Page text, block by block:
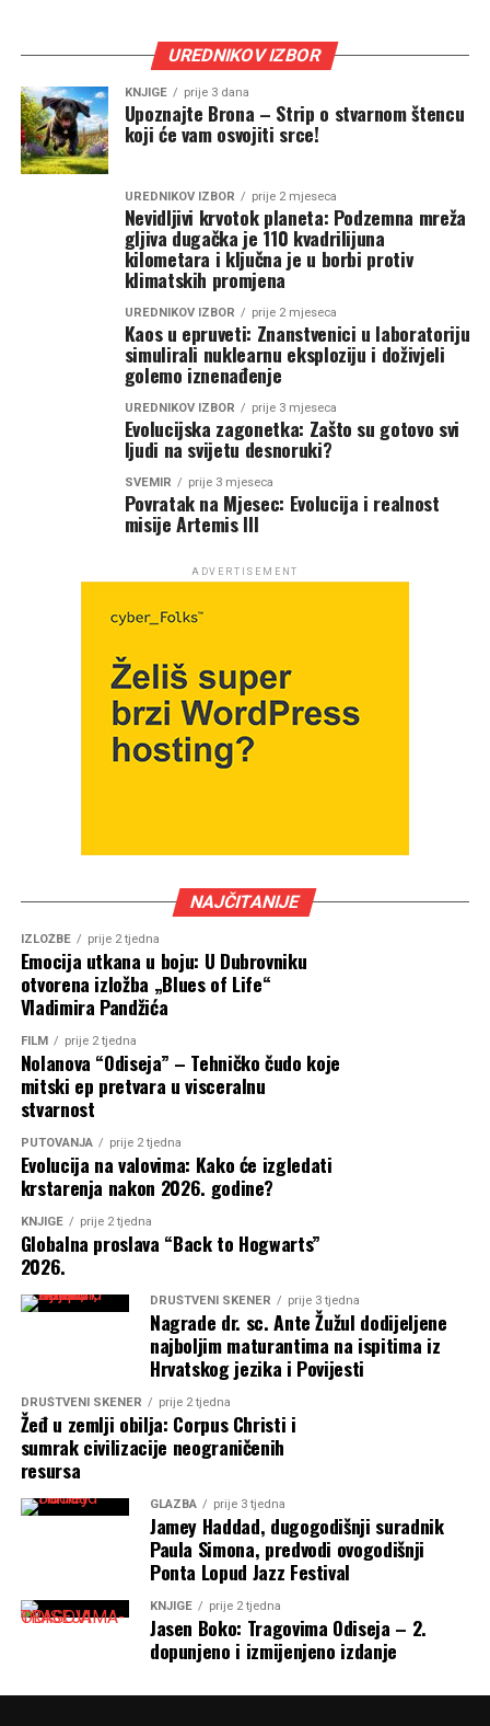
UREDNIKOV IZBOR
KNJIGE prije 3 dana
Upoznajte Brona – Strip o stvarnom štencu
koji će vam osvojiti srce!
UREDNIKOV IZBOR prije 2 mjeseca
Nevidljivi krvotok planeta: Podzemna mreža
gljiva dugačka je 110 kvadrilijuna
kilometara i ključna je u borbi protiv
klimatskih promjena
UREDNIKOV IZBOR prije 2 mjeseca
Kaos u epruveti: Znanstvenici u laboratoriju
simulirali nuklearnu eksploziju i doživjeli
golemo iznenađenje
UREDNIKOV IZBOR prije 3 mjeseca
Evolucijska zagonetka: Zašto su gotovo svi
ljudi na svijetu desnoruki?
SVEMIR prije 3 mjeseca
Povratak na Mjesec: Evolucija i realnost
misije Artemis III
ADVERTISEMENT
NAJČITANIJE
IZLOŽBE prije 2 tjedna
Emocija utkana u boju: U Dubrovniku
otvorena izložba „Blues of Life“
Vladimira Pandžića
FILM prije 2 tjedna
Nolanova “Odiseja” – Tehničko čudo koje
mitski ep pretvara u visceralnu
stvarnost
PUTOVANJA prije 2 tjedna
Evolucija na valovima: Kako će izgledati
krstarenja nakon 2026. godine?
KNJIGE prije 2 tjedna
Globalna proslava “Back to Hogwarts”
2026.
DRUŠTVENI SKENER prije 3 tjedna
Nagrade dr. sc. Ante Žužul dodijeljene
najboljim maturantima na ispitima iz
Hrvatskog jezika i Povijesti
DRUŠTVENI SKENER prije 2 tjedna
Žeđ u zemlji obilja: Corpus Christi i
sumrak civilizacije neograničenih
resursa
GLAZBA prije 3 tjedna
Jamey Haddad, dugogodišnji suradnik
Paula Simona, predvodi ovogodišnji
Ponta Lopud Jazz Festival
KNJIGE prije 2 tjedna
Jasen Boko: Tragovima Odiseja – 2.
dopunjeno i izmijenjeno izdanje